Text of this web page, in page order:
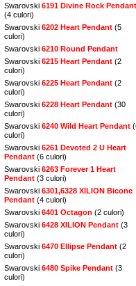
Swarovski 6191 Divine Rock Pendant
(4 culori)
Swarovski 6202 Heart Pendant (5
culori)
Swarovski 6210 Round Pendant
Swarovski 6215 Heart Pendant (2
culori)
Swarovski 6225 Heart Pendant (2
culori)
Swarovski 6228 Heart Pendant (30
culori)
Swarovski 6240 Wild Heart Pendant
culori)
Swarovski 6261 Devoted 2 U Heart
Pendant (6 culori)
Swarovski 6263 Forever 1 Heart
Pendant (3 culori)
Swarovski 6301,6328 XILION Bicone
Pendant (4 culori)
Swarovski 6401 Octagon (2 culori)
Swarovski 6428 XILION Pendant (3
culori)
Swarovski 6470 Ellipse Pendant (2
culori)
Swarovski 6480 Spike Pendant (3
culori)